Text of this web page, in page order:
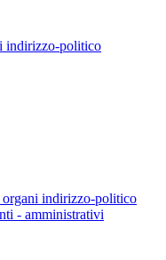
indirizzo-politico
indirizzo-politico
- amministrativi